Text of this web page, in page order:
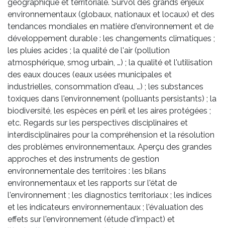
géographique et territoriale. Survol des grands enjeux
environnementaux (globaux, nationaux et locaux) et des
tendances mondiales en matière d'environnement et de
développement durable : les changements climatiques ;
les pluies acides ; la qualité de l'air (pollution
atmosphérique, smog urbain, …) ; la qualité et l'utilisation
des eaux douces (eaux usées municipales et
industrielles, consommation d'eau, …) ; les substances
toxiques dans l'environnement (polluants persistants) ; la
biodiversité, les espèces en péril et les aires protégées ;
etc. Regards sur les perspectives disciplinaires et
interdisciplinaires pour la compréhension et la résolution
des problèmes environnementaux. Aperçu des grandes
approches et des instruments de gestion
environnementale des territoires : les bilans
environnementaux et les rapports sur l'état de
l'environnement ; les diagnostics territoriaux ; les indices
et les indicateurs environnementaux ; l'évaluation des
effets sur l'environnement (étude d'impact) et